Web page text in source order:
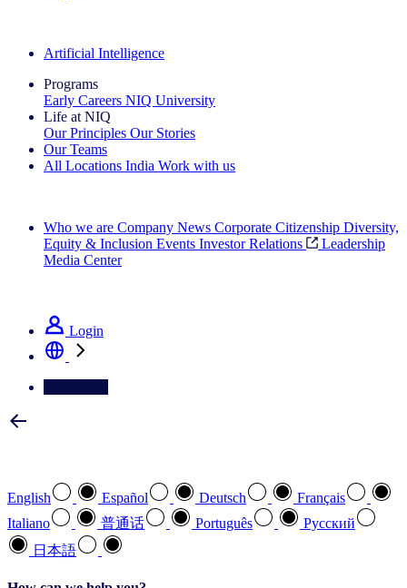
Artificial Intelligence
Programs
Early Careers NIQ University
Life at NIQ
Our Principles Our Stories
Our Teams
All Locations India Work with us
Who we are Company News Corporate Citizenship Diversity,
Equity & Inclusion Events Investor Relations
Leadership
Media Center
Login
English Español Deutsch
Français
Italiano
普通话 Português
Pусский
日本語